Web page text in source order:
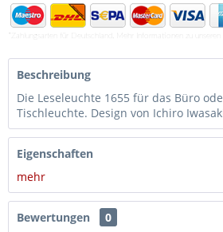
*Zahlungsarten für Deutschland. Mehr Informationen zu unseren
Beschreibung
Die Leseleuchte 1655 für das Büro
Tischleuchte. Design von Ichiro
Eigenschaften
mehr
Bewertungen
0